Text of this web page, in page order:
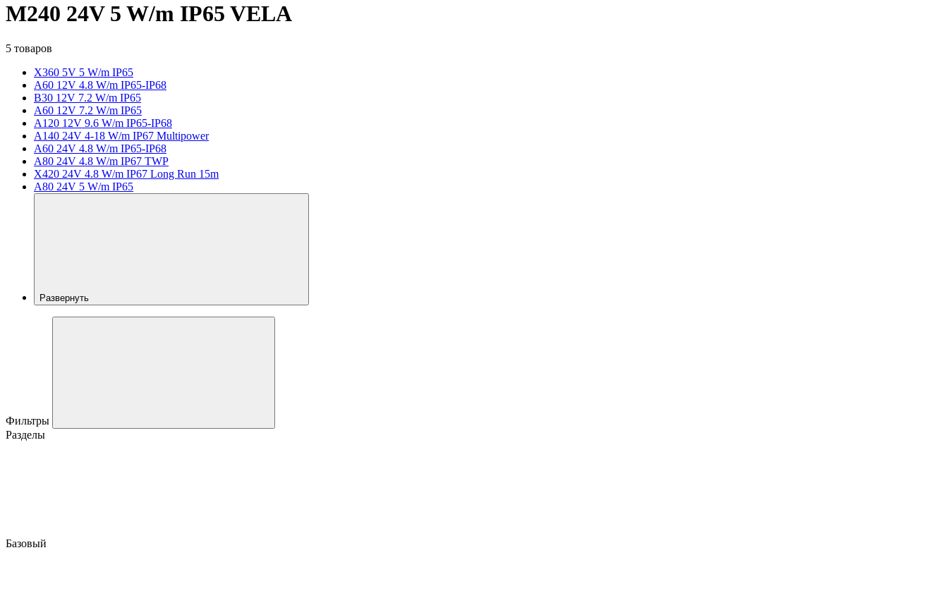
M240 24V 5 W/m IP65 VELA
5 товаров
X360 5V 5 W/m IP65
A60 12V 4.8 W/m IP65-IP68
B30 12V 7.2 W/m IP65
A60 12V 7.2 W/m IP65
A120 12V 9.6 W/m IP65-IP68
A140 24V 4-18 W/m IP67 Multipower
A60 24V 4.8 W/m IP65-IP68
A80 24V 4.8 W/m IP67 TWP
X420 24V 4.8 W/m IP67 Long Run 15m
A80 24V 5 W/m IP65
Развернуть
Фильтры
Разделы
Базовый